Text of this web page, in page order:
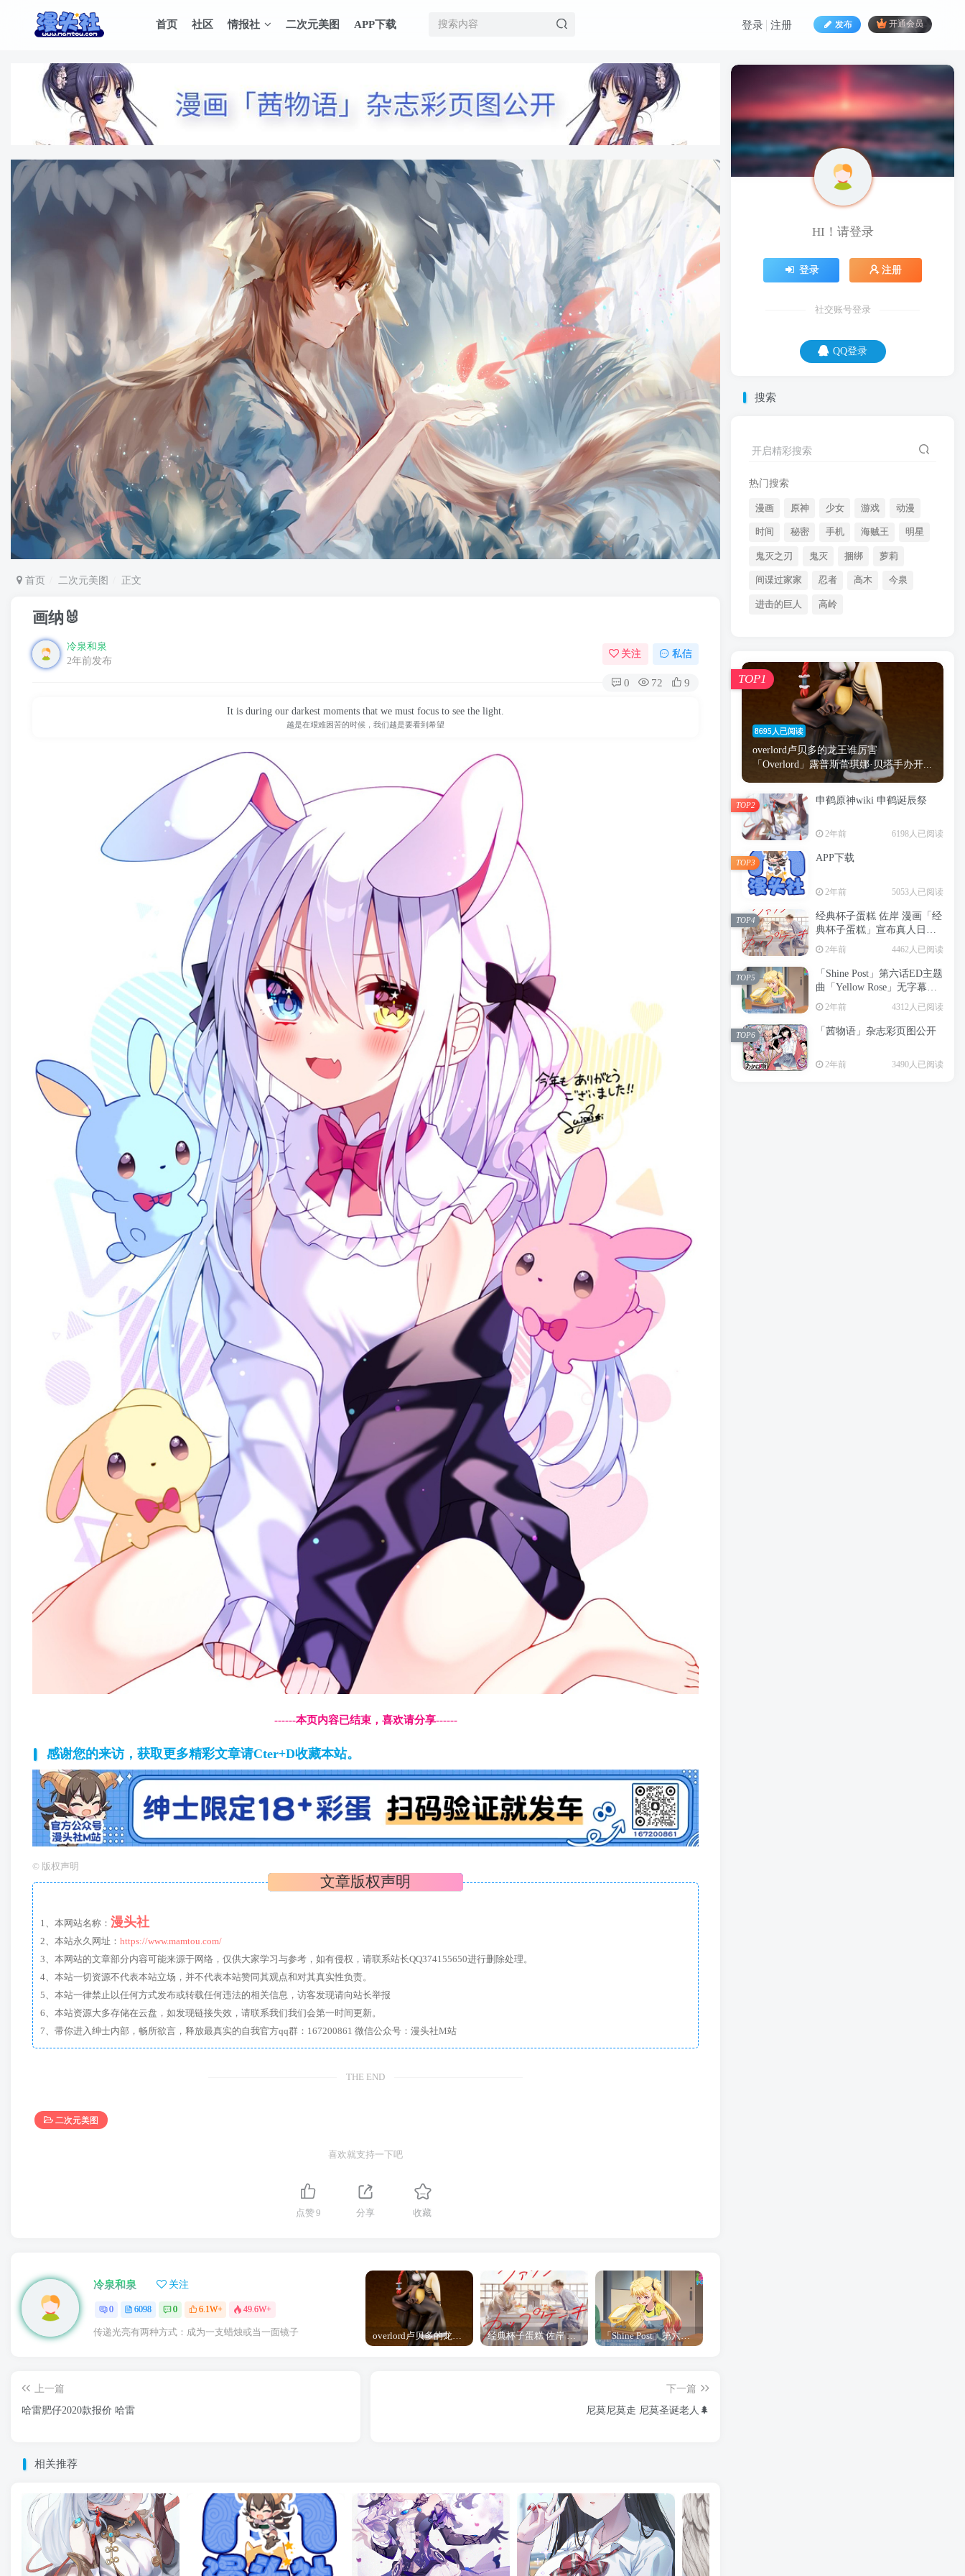
首页 社区 情报社 二次元美图 APP下载 发布 开通会员
登录 注册
首页 二次元美图 正文
画纳🐰
冷泉和泉
2年前发布
关注 私信
0 72 9
It is during our darkest moments that we must focus to see the light.
越是在艰难困苦的时候，我们越是要看到希望
------本页内容已结束，喜欢请分享------
感谢您的来访，获取更多精彩文章请Cter+D收藏本站。
© 版权声明
文章版权声明
1、本网站名称： 漫头社
2、本站永久网址： https://www.mamtou.com/
3、本网站的文章部分内容可能来源于网络，仅供大家学习与参考，如有侵权，请联系站长QQ374155650进行删除处理。
4、本站一切资源不代表本站立场，并不代表本站赞同其观点和对其真实性负责。
5、本站一律禁止以任何方式发布或转载任何违法的相关信息，访客发现请向站长举报
6、本站资源大多存储在云盘，如发现链接失效，请联系我们我们会第一时间更新。
7、带你进入绅士内部，畅所欲言，释放最真实的自我官方qq群：167200861 微信公众号：漫头社M站
THE END
二次元美图
喜欢就支持一下吧
点赞9 分享 收藏
冷泉和泉 关注
0 6098 0 6.1W+ 49.6W+
传递光亮有两种方式：成为一支蜡烛或当一面镜子 经典杯子蛋糕 佐岸 漫画「经典杯子蛋糕」宣布真人日剧化 「Shine Post」第六话ED主题曲「Yellow Rose」无字幕MV公开
上一篇
哈雷肥仔2020款报价 哈雷
下一篇
尼莫尼莫走 尼莫圣诞老人🌲
相关推荐
HI！请登录
登录 注册
社交账号登录
QQ登录
搜索
开启精彩搜索
热门搜索
漫画 原神 少女 游戏 动漫
时间 秘密 手机 海贼王 明星
鬼灭之刃 鬼灭 捆绑 萝莉
间谍过家家 忍者 高木 今泉
进击的巨人 高岭
8695人已阅读
overlord卢贝多的龙王谁厉害
「Overlord」露普斯蕾琪娜·贝塔手办开...
TOP1
申鹤原神wiki 申鹤诞辰祭
2年前 6198人已阅读
TOP2
APP下载
2年前 5053人已阅读
TOP3
经典杯子蛋糕 佐岸 漫画「经
典杯子蛋糕」宣布真人日剧
化
2年前 4462人已阅读
TOP4
「Shine Post」第六话ED主题
曲「Yellow Rose」无字幕MV
公开
2年前 4312人已阅读
TOP5
「茜物语」杂志彩页图公开
2年前 3490人已阅读
TOP6
HI！请登录
登录 注册
社交账号登录
QQ登录
都别傻了，他要是真的想守护你，为什么
时间 秘密 手机 海贼王
鬼灭 捆绑 萝莉
间谍过家家 忍者 高木
进击的巨人 高岭
8695人已阅读
overlord卢贝多的龙王谁厉害
「Overlord」露普斯蕾琪娜·贝塔手办开...
TOP1
申鹤原神wiki 申鹤诞辰祭
2年前 6198人已阅读
TOP2
APP下载
2年前 5053人已阅读
TOP3
经典杯子蛋糕 佐岸 漫画「经
典杯子蛋糕」宣布真人日剧
TOP4